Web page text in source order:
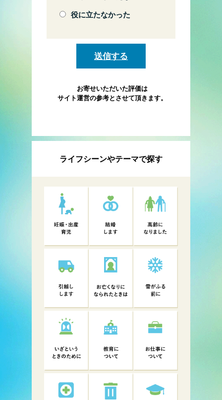
役に立たなかった
お寄せいただいた評価は
サイト運営の参考とさせて頂きます。
ライフシーンやテーマで探す